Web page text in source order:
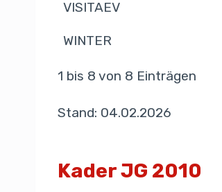
VISITAEV
WINTER
1 bis 8 von 8 Einträgen
Stand: 04.02.2026
Kader JG 2010